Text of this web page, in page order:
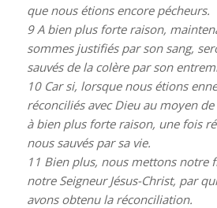
que nous étions encore pécheurs.
9A bien plus forte raison,
sommes justifiés par son sang,
sauvés de la colère par son
10Car si, lorsque nous étions
réconciliés avec Dieu au moyen
à bien plus forte raison, une fois
nous sauvés par sa vie.
11 Bien plus, nous mettons notre
notre Seigneur Jésus-Christ, par
avons obtenu la réconciliation.